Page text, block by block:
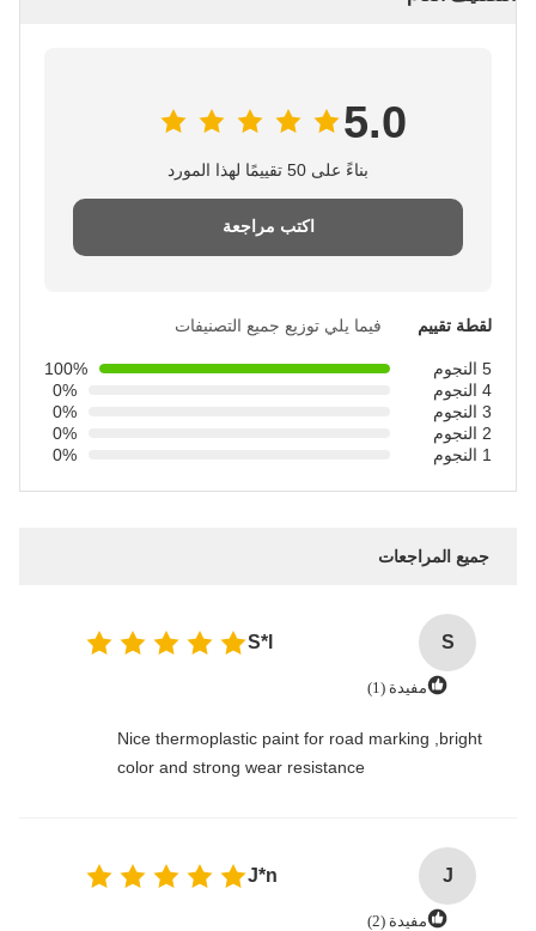
5.0
بناءً على 50 تقييمًا لهذا المورد
اكتب مراجعة
لقطة تقييم فيما يلي توزيع جميع التصنيفات
5 النجوم
100%
4 النجوم
0%
0%
0%
0%
جميع المراجعات
S
S*l
مفيدة (1)
Nice thermoplastic paint for road marking ,bright
color and strong wear resistance
J
J*n
مفيدة (2)